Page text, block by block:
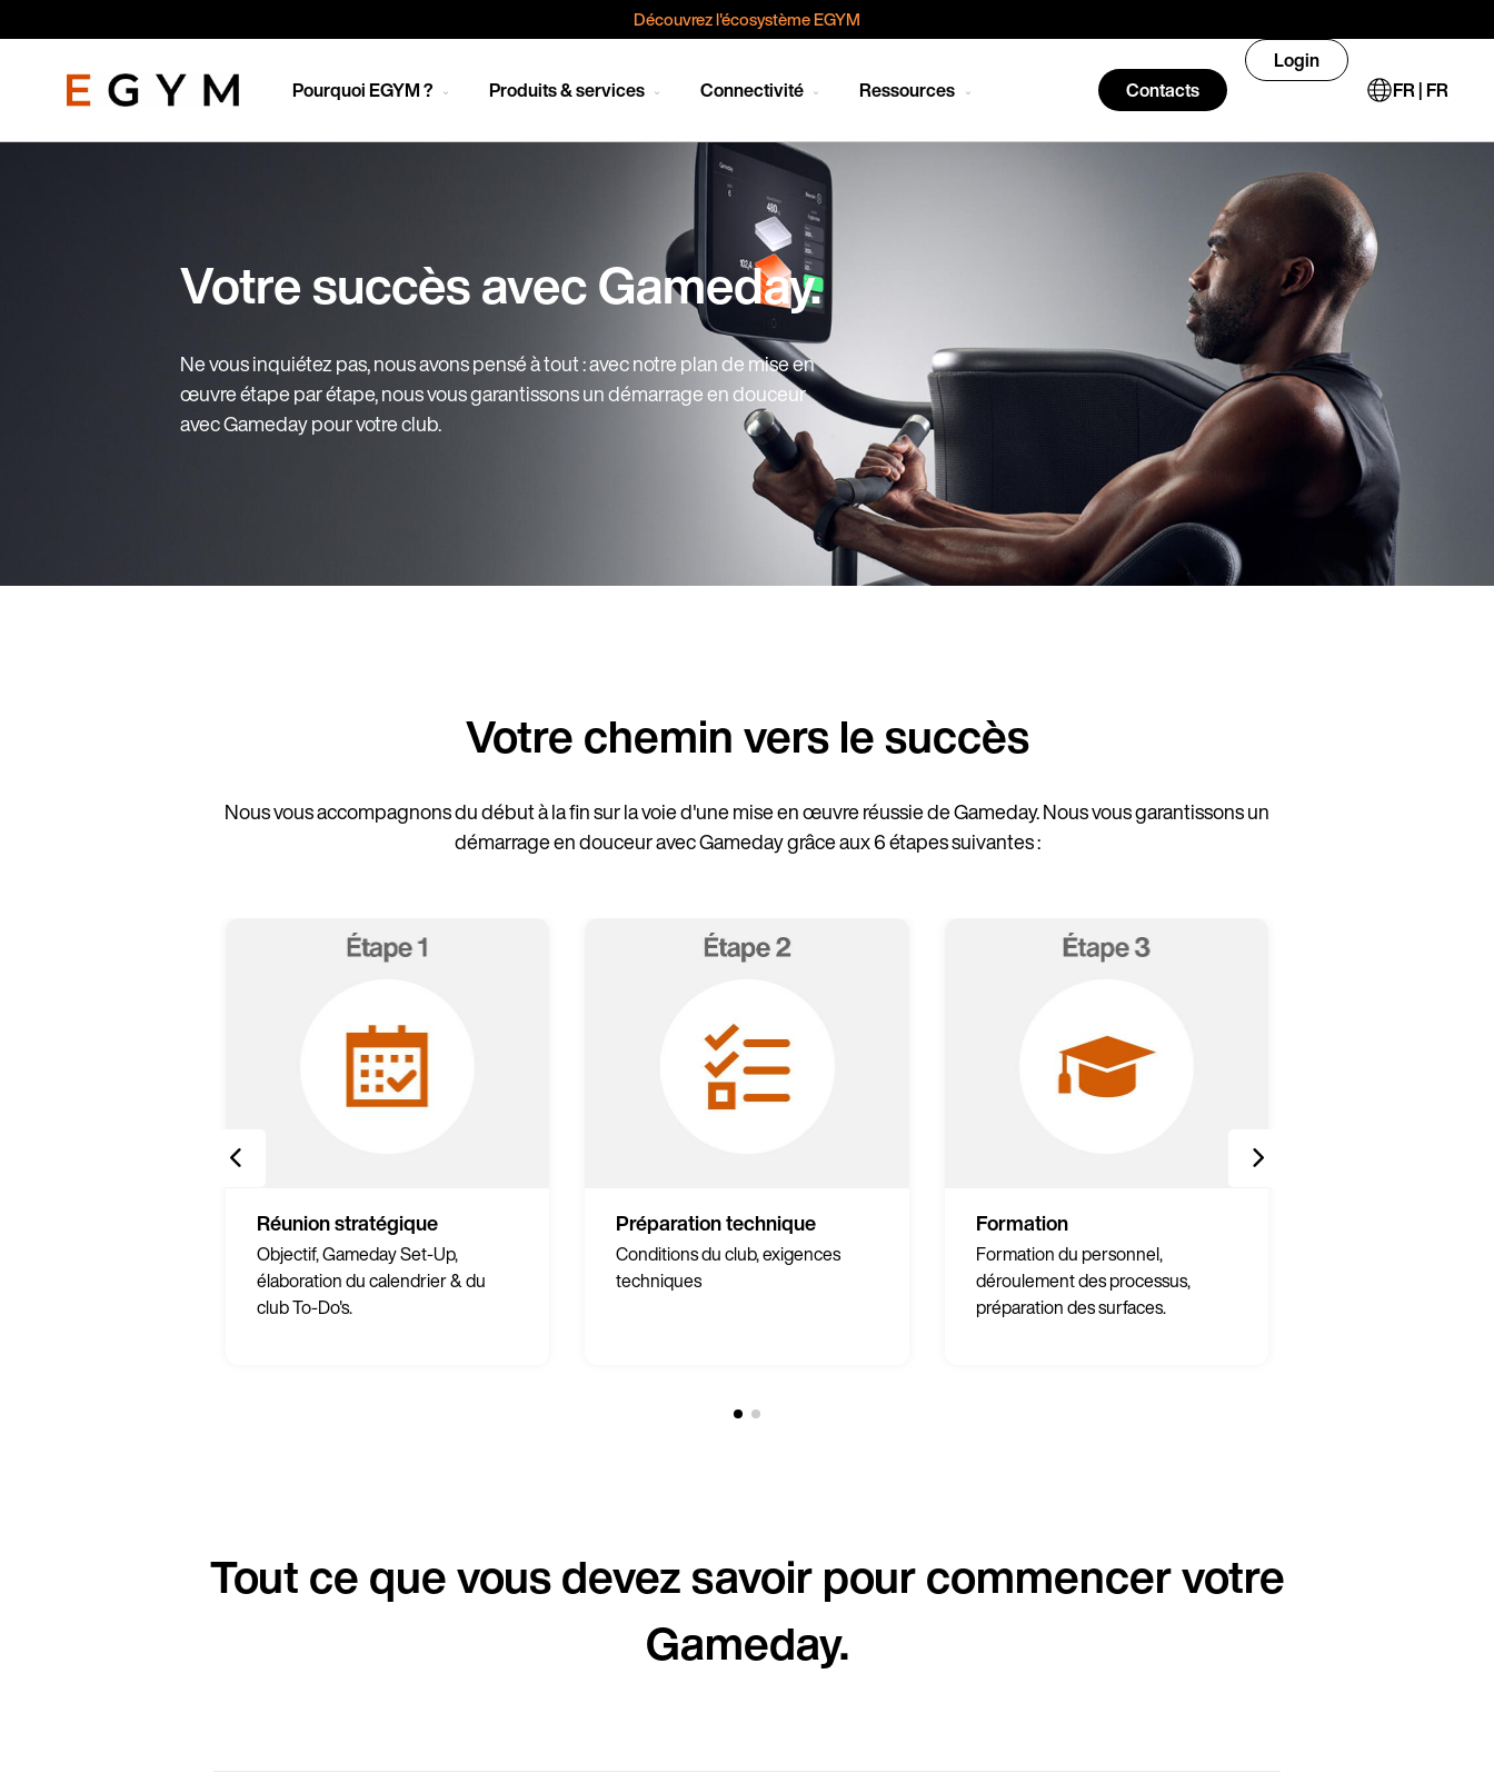
contenu
Découvrez l'écosystème EGYM
Pourquoi EGYM ? Produits & services Connectivité Ressources Contacts
Login
FR | FR
Votre succès avec Gameday.
Ne vous inquiétez pas, nous avons pensé à tout : avec notre plan de mise en
œuvre étape par étape, nous vous garantissons un démarrage en douceur
avec Gameday pour votre club.
Votre chemin vers le succès
Nous vous accompagnons du début à la fin sur la voie d'une mise en œuvre réussie de Gameday. Nous vous garantissons un
démarrage en douceur avec Gameday grâce aux 6 étapes suivantes :
Réunion stratégique
Objectif, Gameday Set-Up,
élaboration du calendrier & du
club To-Do's.
Préparation technique
Conditions du club, exigences
techniques
Formation
Formation du personnel,
déroulement des processus,
préparation des surfaces.
Tout ce que vous devez savoir pour commencer votre
Gameday.